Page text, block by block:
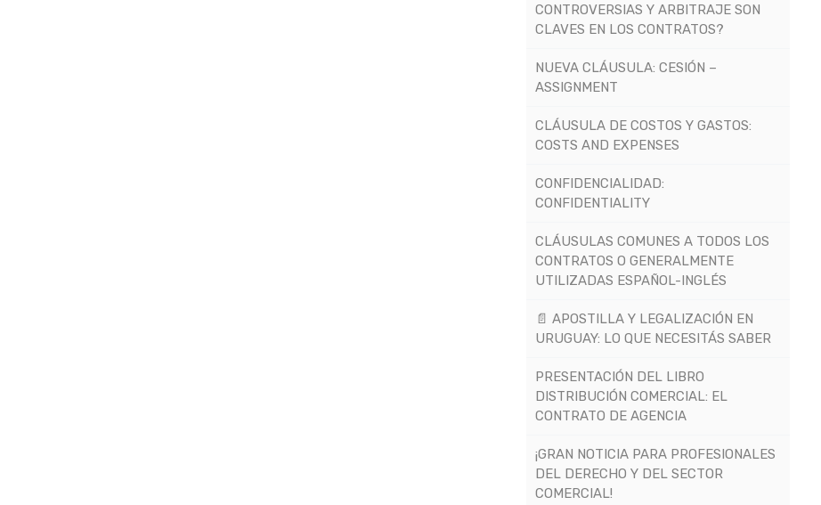
CONTROVERSIAS Y ARBITRAJE SON
CLAVES EN LOS CONTRATOS?
NUEVA CLÁUSULA: CESIÓN –
ASSIGNMENT
CLÁUSULA DE COSTOS Y GASTOS:
COSTS AND EXPENSES
CONFIDENCIALIDAD:
CONFIDENTIALITY
CLÁUSULAS COMUNES A TODOS LOS
CONTRATOS O GENERALMENTE
UTILIZADAS ESPAÑOL-INGLÉS
📄 APOSTILLA Y LEGALIZACIÓN EN
URUGUAY: LO QUE NECESITÁS SABER
PRESENTACIÓN DEL LIBRO
DISTRIBUCIÓN COMERCIAL: EL
CONTRATO DE AGENCIA
¡GRAN NOTICIA PARA PROFESIONALES
DEL DERECHO Y DEL SECTOR
COMERCIAL!